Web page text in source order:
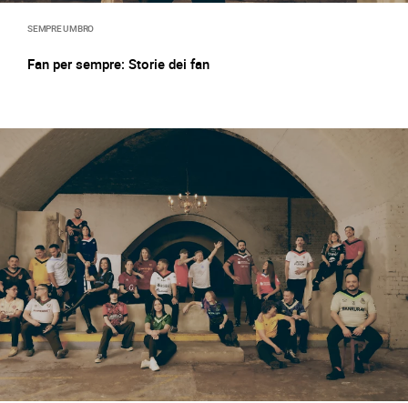
SEMPRE UMBRO
Fan per sempre: Storie dei fan